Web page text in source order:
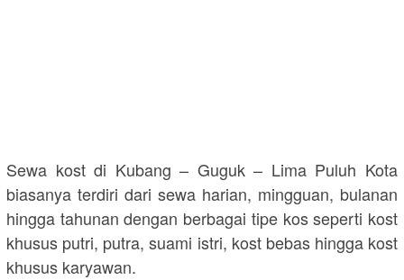
Sewa kost di Kubang – Guguk – Lima Puluh Kota
biasanya terdiri dari sewa harian, mingguan, bulanan
hingga tahunan dengan berbagai tipe kos seperti kost
khusus putri, putra, suami istri, kost bebas hingga kost
khusus karyawan.